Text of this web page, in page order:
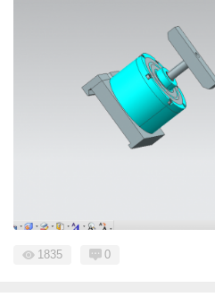
1835 0